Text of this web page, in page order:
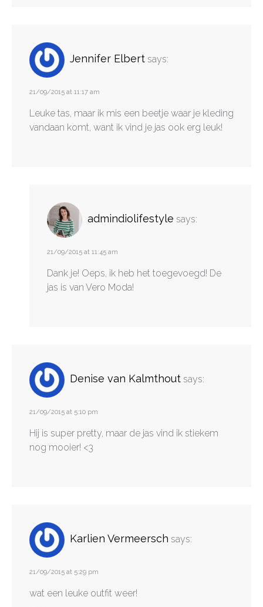
Jennifer Elbert says:
21/09/2015 at 11:17 am
Leuke tas, maar ik mis een beetje waar je kleding
vandaan komt, want ik vind je jas ook erg leuk!
admindiolifestyle says:
21/09/2015 at 11:45 am
Dank je! Oeps, ik heb het toegevoegd! De
jas is van Vero Moda!
Denise van Kalmthout says:
21/09/2015 at 5:10 pm
Hij is super pretty, maar de jas vind ik stiekem
nog mooier! <3
Karlien Vermeersch says:
21/09/2015 at 5:29 pm
wat een leuke outfit weer!